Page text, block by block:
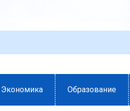
Экономика Образование